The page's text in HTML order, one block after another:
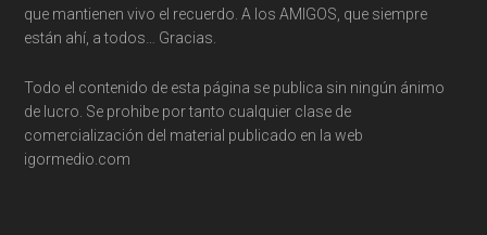
que mantienen vivo el recuerdo. A los AMIGOS, que siempre
están ahí, a todos… Gracias.
Todo el contenido de esta página se publica sin ningún ánimo
de lucro. Se prohibe por tanto cualquier clase de
comercialización del material publicado en la web
igormedio.com